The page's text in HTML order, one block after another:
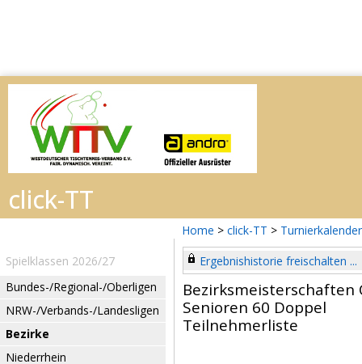
Home > click-TT > Turnierkalender
Spielklassen 2026/27
Bundes-/Regional-/Oberligen
NRW-/Verbands-/Landesligen
Bezirke
Niederrhein
Ergebnishistorie freischalten ...
Bezirksmeisterschaften
Senioren 60 Doppel
Teilnehmerliste